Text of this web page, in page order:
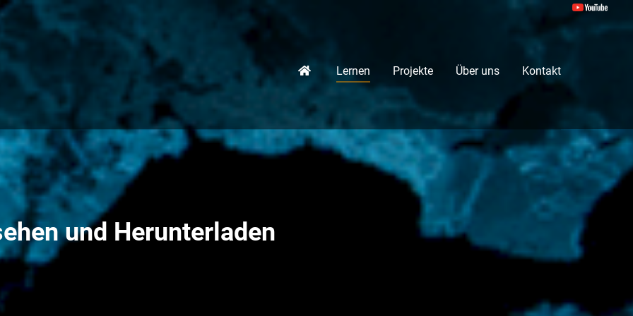
Lernen Projekte Über uns Kontakt
und Herunterladen